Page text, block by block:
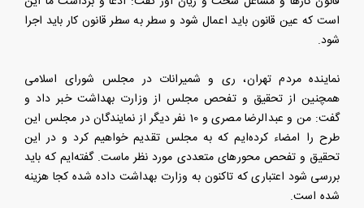
است که عین قانون باید اعمال شود و سطر به سطر قانون کار باید اجرا
شود.
نماینده مردم تهران، ری و شمیرانات در مجلس شورای اسلامی
همچنین از تحقیق و تفحص مجلس از وزارت بهداشت خبر داد و
گفت: من و عبدالرضا مصری و 10 نفر دیگر از نمایندگان در مجلس این
طرح را امضاء کرده‌ایم که به مجلس تقدیم خواهیم کرد و در این
تحقیق و تفحص محورهای متعددی مورد نظر ماست. گفته‌ایم که باید
بررسی شود اعتباری که تاکنون به وزارت بهداشت داده شده کجا هزینه
شده است.